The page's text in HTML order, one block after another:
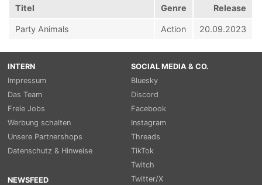
Titel Genre Release
Party Animals Action 20.09.2023
INTERN
Impressum
Das Team
Freie Jobs
Werbung schalten
Unsere Partnershops
Datenschutz & Hinweise
NEWSFEED
SOCIAL MEDIA & CO.
Bluesky
Discord
Facebook
Instagram
Threads
TikTok
Twitch
Twitter/X